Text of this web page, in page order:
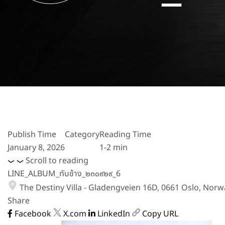
Publish Time
January 8, 2026
CategoryReading Time
1-2 min
Scroll to reading
LINE_ALBUM_ทับช้าง_๒๓๐๙๒๙_6
The Destiny Villa - Gladengveien 16D, 0661 Oslo,
Share
Facebook
X.com LinkedIn Copy URL